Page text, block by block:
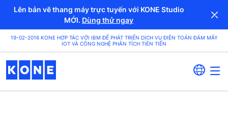
Lên bản vẽ thang máy trực tuyến với KONE Studio
MỚI. Dùng thử ngay
19-02-2016 KONE HỢP TÁC VỚI IBM ĐỂ PHÁT TRIỂN DỊCH VỤ ĐIỆN TOÁN ĐÁM MÂY
IOT VÀ CÔNG NGHỆ PHÂN TÍCH TIÊN TIẾN